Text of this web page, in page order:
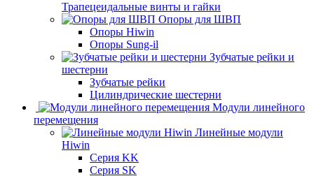
Трапецеидальные винты и гайки
Опоры для ШВП
Опоры Hiwin
Опоры Sung-il
Зубчатые рейки и
шестерни
Зубчатые рейки
Цилиндрические шестерни
Модули линейного
перемещения
Линейные модули
Hiwin
Серия KK
Серия SK